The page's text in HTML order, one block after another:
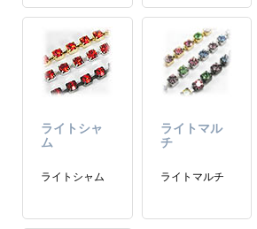
ライトシャ
ム
ライトシャム
ライトマル
チ
ライトマルチ